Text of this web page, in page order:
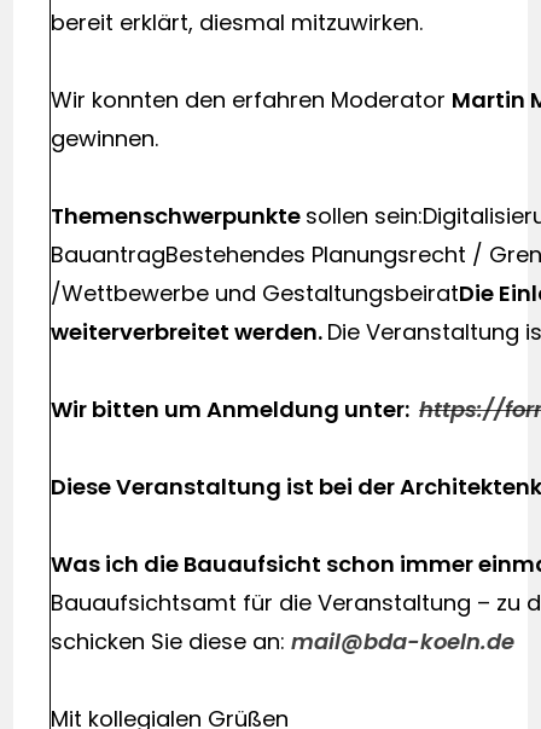
bereit erklärt, diesmal mitzuwirken.
Wir konnten den erfahren Moderator Martin
gewinnen.
Themenschwerpunkte sollen
BauantragBestehendes Planungsrecht /
/Wettbewerbe und GestaltungsbeiratDie
weiterverbreitet werden. Die Veranstaltung
Wir bitten um Anmeldung unter:https://
Diese Veranstaltung ist bei der
Was ich die Bauaufsicht schon immer
Bauaufsichtsamt für die Veranstaltung – zu
schicken Sie diese an:mail@bda-koeln.de
Mit kollegialen Grüßen